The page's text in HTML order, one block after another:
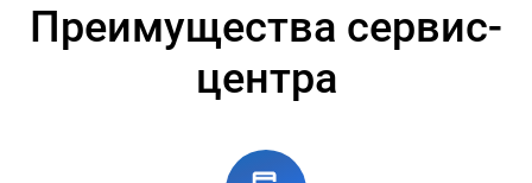
Преимущества сервис-
центра